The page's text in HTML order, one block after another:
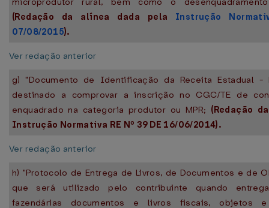
(Redação da alínea dada pela Instrução
07/08/2015).
Ver redação anterior
g) "Documento de Identificação da Receita Estadual -
destinado a comprovar a inscrição no CGC/TE de
enquadrado na categoria produtor ou MPR; (Redação
Instrução Normativa RE Nº 39 DE 16/06/2014).
Ver redação anterior
h) "Protocolo de Entrega de Livros, de Documentos e de
que será utilizado pelo contribuinte quando
fazendárias documentos e livros fiscais, objetos